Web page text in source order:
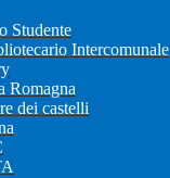
Studente
Intercomunale
Romagna
dei castelli